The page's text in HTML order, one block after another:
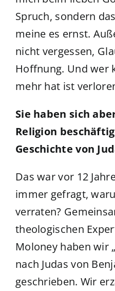
Spruch, sondern
meine es ernst.
nicht vergessen,
Hoffnung. Und wer
mehr hat ist
Sie haben sich
Religion
Geschichte von
Das war vor 12
immer gefragt,
verraten?
theologischen
Moloney haben wir
nach Judas von
geschrieben. Wir